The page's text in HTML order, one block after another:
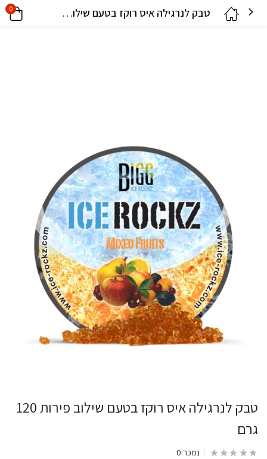
טבק לנרגילה איס רוקז בטעם שילוב פירות 120 גרם 0
טבק לנרגילה איס רוקז בטעם שילוב פירות 120
גרם
נמכר:0